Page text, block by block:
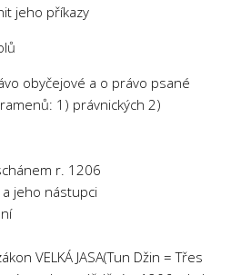
jeho příkazy
obyčejové a o právo psané
1) právnických 2)
r. 1206
a jeho nástupci
VELKÁ JASA(Tun Džin = Třes